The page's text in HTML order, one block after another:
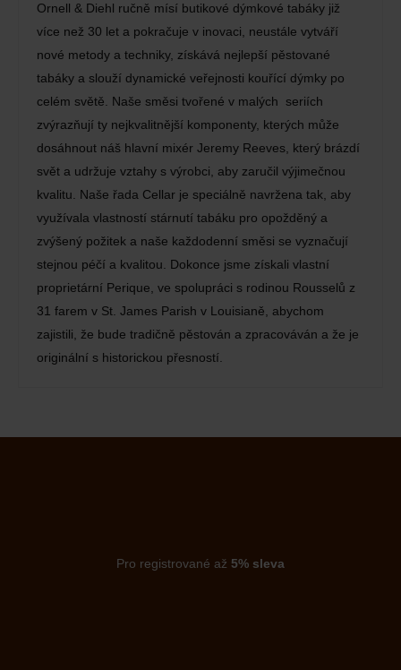
Ornell & Diehl ručně mísí butikové dýmkové tabáky již
více než 30 let a pokračuje v inovaci, neustále vytváří
nové metody a techniky, získává nejlepší pěstované
tabáky a slouží dynamické veřejnosti kouřící dýmky po
celém světě. Naše směsi tvořené v malých seriích
zvýrazňují ty nejkvalitnější komponenty, kterých může
dosáhnout náš hlavní mixér Jeremy Reeves, který brázdí
svět a udržuje vztahy s výrobci, aby zaručil výjimečnou
kvalitu. Naše řada Cellar je speciálně navržena tak, aby
využívala vlastností stárnutí tabáku pro opožděný a
zvýšený požitek a naše každodenní směsi se vyznačují
stejnou péčí a kvalitou. Dokonce jsme získali vlastní
proprietární Perique, ve spolupráci s rodinou Rousselů z
31 farem v St. James Parish v Louisianě, abychom
zajistili, že bude tradičně pěstován a zpracováván a že je
originální s historickou přesností.
Pro registrované až 5% sleva